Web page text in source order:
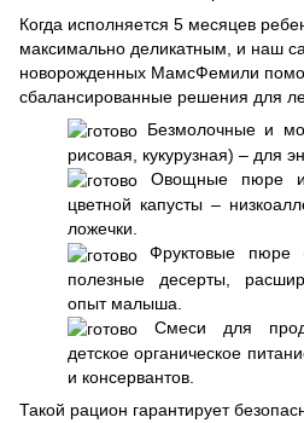
Когда исполняется 5 месяцев
максимально деликатным, и наш
новорожденных МамсФемили
сбалансированные решения для
Безмолочные и
рисовая, кукурузная) – для
Овощные пюре
цветной капусты –
ложечки.
Фруктовые пюре
полезные десерты,
опыт малыша.
Смеси для
детское органическое
и консервантов.
Такой рацион гарантирует